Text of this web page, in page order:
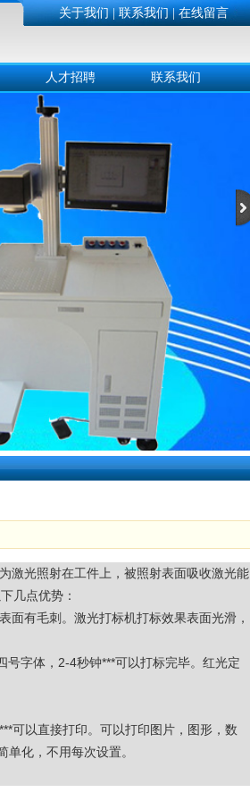
关于我们|联系我们|在线留言
人才招聘 联系我们
激光照射在工件上，被照射表面吸收激光能
几点优势：
面有毛刺。激光打标机打标效果表面光滑，
号字体，2-4秒钟***可以打标完毕。红光定
可以直接打印。可以打印图片，图形，数
化，不用每次设置。